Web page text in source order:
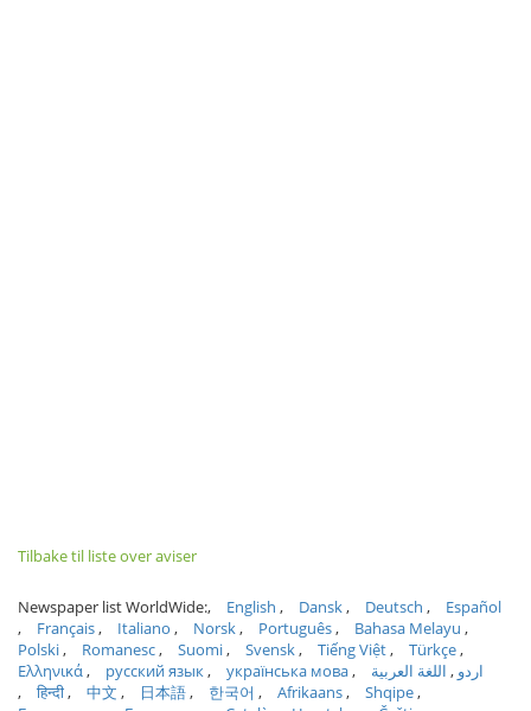
Tilbake til liste over aviser
Newspaper list WorldWide: English Dansk Deutsch
Español
Français
Italiano Norsk Português
Bahasa Melayu
Polski
Romanesc Suomi Svensk Tiếng Việt
Türkçe
Ελληνικά
русский язык українська мова اردو
اللغة العربية
हिन्दी
中文 日本語 한국어 Afrikaans
Shqipe